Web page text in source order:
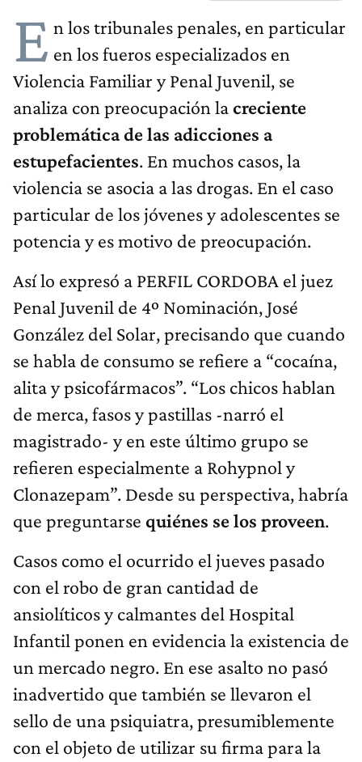
E n los tribunales penales, en particular
en los fueros especializados en
Violencia Familiar y Penal Juvenil, se
analiza con preocupación lacreciente
problemática de las adicciones a
estupefacientes. En muchos casos, la
violencia se asocia a las drogas. En el caso
particular de los jóvenes y adolescentes se
potencia y es motivo de preocupación.
Así lo expresó a PERFIL CORDOBA el juez
Penal Juvenil de 4º Nominación, José
González del Solar, precisando que cuando
se habla de consumo se refiere a “cocaína,
alita y psicofármacos”. “Los chicos hablan
de merca, fasos y pastillas -narró el
magistrado- y en este último grupo se
refieren especialmente a Rohypnol y
Clonazepam”. Desde su perspectiva, habría
que preguntarse quiénes se los proveen.
Casos como el ocurrido el jueves pasado
con el robo de gran cantidad de
ansiolíticos y calmantes del Hospital
Infantil ponen en evidencia la existencia de
un mercado negro. En ese asalto no pasó
inadvertido que también se llevaron el
sello de una psiquiatra, presumiblemente
con el objeto de utilizar su firma para la